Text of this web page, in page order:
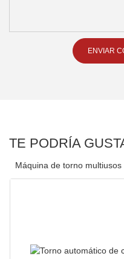
ENVIAR
TE PODRÍA
Máquina de torno multiusos